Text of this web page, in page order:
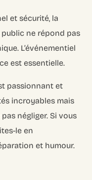
et sécurité, la
ne répond pas
L’événementiel
est essentielle.
passionnant et
incroyables mais
négliger. Si vous
le en
et humour.